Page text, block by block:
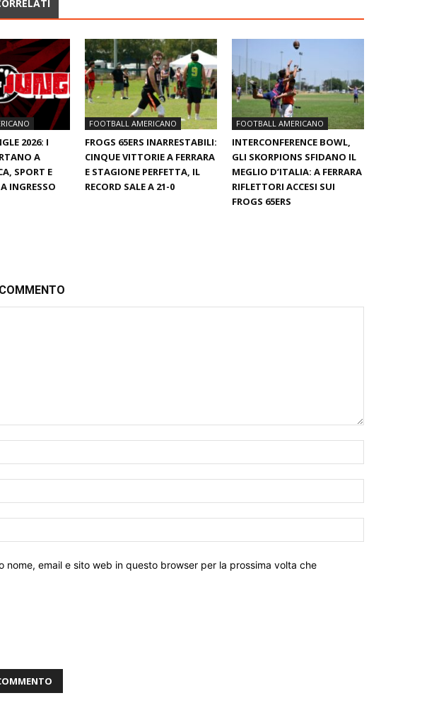
2026: I
A
SPORT E
INGRESSO
FOOTBALL AMERICANO
FROGS 65ERS INARRESTABILI:
CINQUE VITTORIE A FERRARA
E STAGIONE PERFETTA, IL
RECORD SALE A 21-0
FOOTBALL AMERICANO
INTERCONFERENCE BOWL,
GLI SKORPIONS SFIDANO IL
MEGLIO D’ITALIA: A FERRARA
RIFLETTORI ACCESI SUI
FROGS 65ERS
nome, email e sito web in questo browser per la prossima volta che